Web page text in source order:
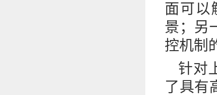
面可以
景；另
控机制
针对
了具有